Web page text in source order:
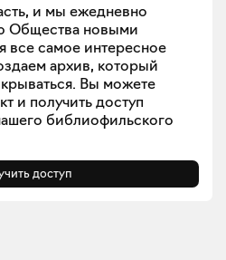
и мы ежедневно
Общества новыми
все самое интересное
архив, который
Вы можете
и получить доступ
библиофильского
доступ